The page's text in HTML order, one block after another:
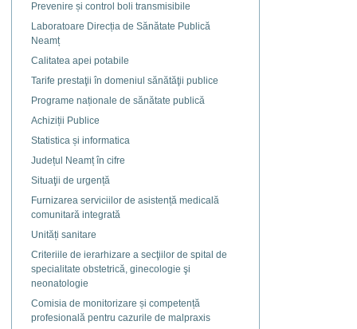
Prevenire și control boli transmisibile
Laboratoare Direcția de Sănătate Publică
Neamț
Calitatea apei potabile
Tarife prestaţii în domeniul sănătăţii publice
Programe naționale de sănătate publică
Achiziții Publice
Statistica și informatica
Județul Neamț în cifre
Situaţii de urgență
Furnizarea serviciilor de asistență medicală
comunitară integrată
Unități sanitare
Criteriile de ierarhizare a secţiilor de spital de
specialitate obstetrică, ginecologie şi
neonatologie
Comisia de monitorizare și competență
profesională pentru cazurile de malpraxis